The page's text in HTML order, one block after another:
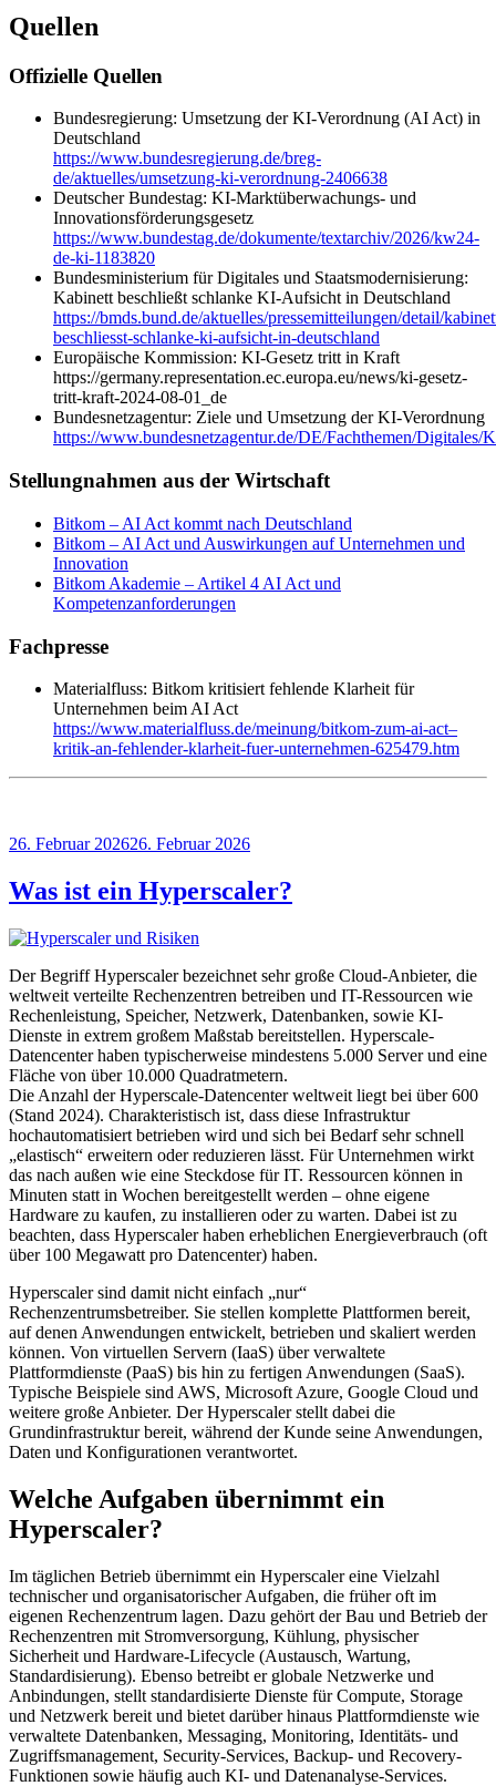
Quellen
Offizielle Quellen
Bundesregierung: Umsetzung der KI-Verordnung (AI Act) in
Deutschland
https://www.bundesregierung.de/breg-
de/aktuelles/umsetzung-ki-verordnung-2406638
Deutscher Bundestag: KI-Marktüberwachungs- und
Innovationsförderungsgesetz
https://www.bundestag.de/dokumente/textarchiv/2026/kw24-
de-ki-1183820
Bundesministerium für Digitales und Staatsmodernisierung:
Kabinett beschließt schlanke KI-Aufsicht in Deutschland
https://bmds.bund.de/aktuelles/pressemitteilungen/detail/
beschliesst-schlanke-ki-aufsicht-in-deutschland
Europäische Kommission: KI-Gesetz tritt in Kraft
https://germany.representation.ec.europa.eu/news/ki-gesetz-
tritt-kraft-2024-08-01_de
Bundesnetzagentur: Ziele und Umsetzung der KI-Verordnung
https://www.bundesnetzagentur.de/DE/Fachthemen/
Stellungnahmen aus der Wirtschaft
Bitkom – AI Act kommt nach Deutschland
Bitkom – AI Act und Auswirkungen auf Unternehmen und
Innovation
Bitkom Akademie – Artikel 4 AI Act und
Kompetenzanforderungen
Fachpresse
Materialfluss: Bitkom kritisiert fehlende Klarheit für
Unternehmen beim AI Act
https://www.materialfluss.de/meinung/bitkom-zum-ai-act–
kritik-an-fehlender-klarheit-fuer-unternehmen-625479.htm
Veröffentlicht
26. Februar 202626. Februar 2026
Was ist ein Hyperscaler?
Der Begriff Hyperscaler bezeichnet sehr große Cloud-Anbieter, die
weltweit verteilte Rechenzentren betreiben und IT-Ressourcen wie
Rechenleistung, Speicher, Netzwerk, Datenbanken, sowie KI-
Dienste in extrem großem Maßstab bereitstellen. Hyperscale-
Datencenter haben typischerweise mindestens 5.000 Server und eine
Fläche von über 10.000 Quadratmetern.
Die Anzahl der Hyperscale-Datencenter weltweit liegt bei über 600
(Stand 2024). Charakteristisch ist, dass diese Infrastruktur
hochautomatisiert betrieben wird und sich bei Bedarf sehr schnell
„elastisch“ erweitern oder reduzieren lässt. Für Unternehmen wirkt
das nach außen wie eine Steckdose für IT. Ressourcen können in
Minuten statt in Wochen bereitgestellt werden – ohne eigene
Hardware zu kaufen, zu installieren oder zu warten. Dabei ist zu
beachten, dass Hyperscaler haben erheblichen Energieverbrauch (oft
über 100 Megawatt pro Datencenter) haben.
Hyperscaler sind damit nicht einfach „nur“
Rechenzentrumsbetreiber. Sie stellen komplette Plattformen bereit,
auf denen Anwendungen entwickelt, betrieben und skaliert werden
können. Von virtuellen Servern (IaaS) über verwaltete
Plattformdienste (PaaS) bis hin zu fertigen Anwendungen (SaaS).
Typische Beispiele sind AWS, Microsoft Azure, Google Cloud und
weitere große Anbieter. Der Hyperscaler stellt dabei die
Grundinfrastruktur bereit, während der Kunde seine Anwendungen,
Daten und Konfigurationen verantwortet.
Welche Aufgaben übernimmt ein
Hyperscaler?
Im täglichen Betrieb übernimmt ein Hyperscaler eine Vielzahl
technischer und organisatorischer Aufgaben, die früher oft im
eigenen Rechenzentrum lagen. Dazu gehört der Bau und Betrieb der
Rechenzentren mit Stromversorgung, Kühlung, physischer
Sicherheit und Hardware-Lifecycle (Austausch, Wartung,
Standardisierung). Ebenso betreibt er globale Netzwerke und
Anbindungen, stellt standardisierte Dienste für Compute, Storage
und Netzwerk bereit und bietet darüber hinaus Plattformdienste wie
verwaltete Datenbanken, Messaging, Monitoring, Identitäts- und
Zugriffsmanagement, Security-Services, Backup- und Recovery-
Funktionen sowie häufig auch KI- und Datenanalyse-Services.